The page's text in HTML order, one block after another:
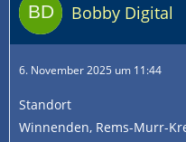
Bobby Digital
6. November 2025 um 11:44
Standort
Winnenden, Rems-Murr-